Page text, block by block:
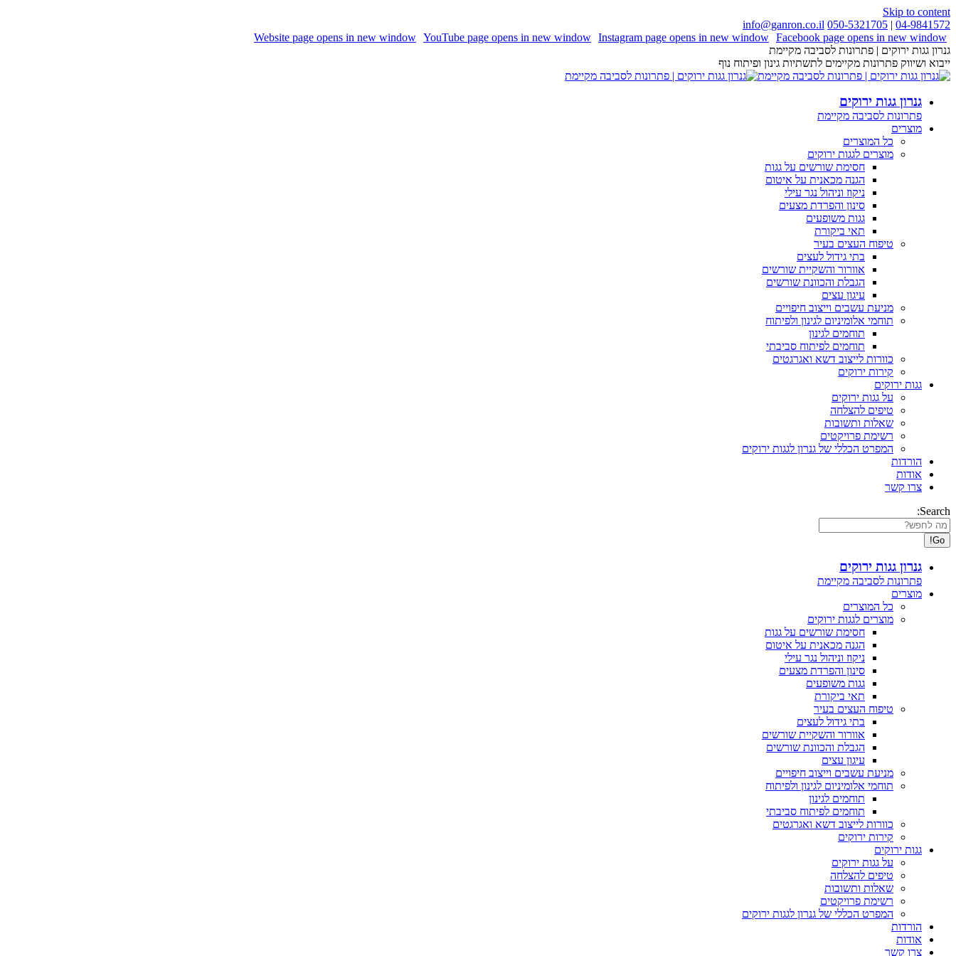
Skip to content
04-9841572
|
050-5321705
info@ganron.co.il
Website page opens in new window YouTube page opens in new window Instagram page opens in new window Facebook page opens in new window
גנרון גגות ירוקים | פתרונות לסביבה מקיימת
ייבוא ושיווק פתרונות מקיימים לתשתיות גינון ופיתוח נוף
גנרון גגות ירוקים
פתרונות לסביבה מקיימת
מוצרים
כל המוצרים
מוצרים לגגות ירוקים
חסימת שורשים על גגות
הגנה מכאנית על איטום
ניקוז וניהול נגר עילי
סינון והפרדת מצעים
גגות משופעים
תאי ביקורת
טיפוח העצים בעיר
בתי גידול לעצים
אוורור והשקיית שורשים
הגבלת והכוונת שורשים
עיגון עצים
מניעת עשבים וייצוב חיפויים
תוחמי אלומיניום לגינון ולפיתוח
תוחמים לגינון
תוחמים לפיתוח סביבתי
כוורות לייצוב דשא ואגרגטים
קירות ירוקים
גגות ירוקים
על גגות ירוקים
טיפים להצלחה
שאלות ותשובות
רשימת פרויקטים
המפרט הכללי של גנרון לגגות ירוקים
הורדות
אודות
צרו קשר
Search:
גנרון גגות ירוקים
פתרונות לסביבה מקיימת
מוצרים
כל המוצרים
מוצרים לגגות ירוקים
חסימת שורשים על גגות
הגנה מכאנית על איטום
ניקוז וניהול נגר עילי
סינון והפרדת מצעים
גגות משופעים
תאי ביקורת
טיפוח העצים בעיר
בתי גידול לעצים
אוורור והשקיית שורשים
הגבלת והכוונת שורשים
עיגון עצים
מניעת עשבים וייצוב חיפויים
תוחמי אלומיניום לגינון ולפיתוח
תוחמים לגינון
תוחמים לפיתוח סביבתי
כוורות לייצוב דשא ואגרגטים
קירות ירוקים
גגות ירוקים
על גגות ירוקים
טיפים להצלחה
שאלות ותשובות
רשימת פרויקטים
המפרט הכללי של גנרון לגגות ירוקים
הורדות
אודות
צרו קשר